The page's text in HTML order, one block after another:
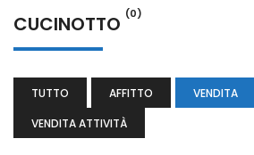
CUCINOTTO (0)
TUTTO AFFITTO
VENDITA
VENDITA ATTIVITÀ